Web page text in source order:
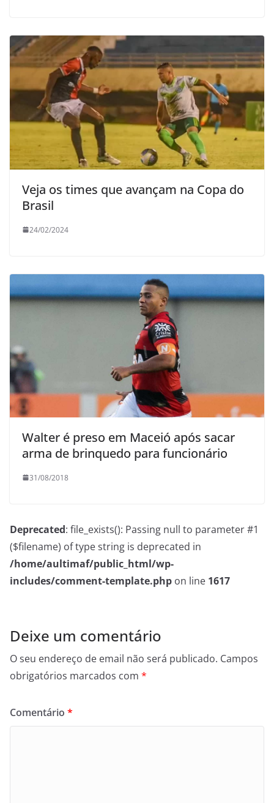
Veja os times que avançam na Copa do
Brasil
24/02/2024
Walter é preso em Maceió após sacar
arma de brinquedo para funcionário
31/08/2018
Deprecated: file_exists(): Passing null to parameter #1
($filename) of type string is deprecated in
/home/aultimaf/public_html/wp-
includes/comment-template.php on line 1617
Deixe um comentário
O seu endereço de email não será publicado. Campos
obrigatórios marcados com *
Comentário *